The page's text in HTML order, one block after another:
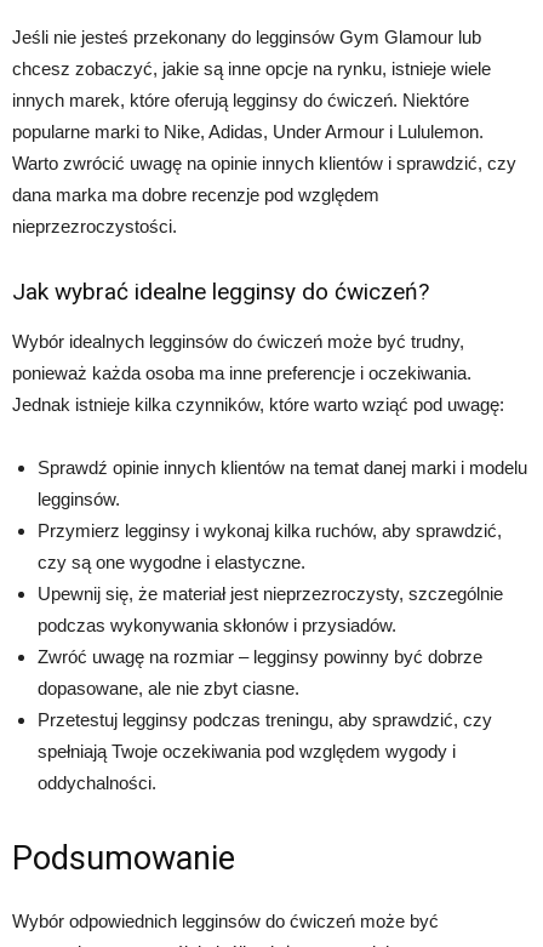
Jeśli nie jesteś przekonany do legginsów Gym Glamour lub
chcesz zobaczyć, jakie są inne opcje na rynku, istnieje wiele
innych marek, które oferują legginsy do ćwiczeń. Niektóre
popularne marki to Nike, Adidas, Under Armour i Lululemon.
Warto zwrócić uwagę na opinie innych klientów i sprawdzić, czy
dana marka ma dobre recenzje pod względem
nieprzezroczystości.
Jak wybrać idealne legginsy do ćwiczeń?
Wybór idealnych legginsów do ćwiczeń może być trudny,
ponieważ każda osoba ma inne preferencje i oczekiwania.
Jednak istnieje kilka czynników, które warto wziąć pod uwagę:
Sprawdź opinie innych klientów na temat danej marki i modelu
legginsów.
Przymierz legginsy i wykonaj kilka ruchów, aby sprawdzić,
czy są one wygodne i elastyczne.
Upewnij się, że materiał jest nieprzezroczysty, szczególnie
podczas wykonywania skłonów i przysiadów.
Zwróć uwagę na rozmiar – legginsy powinny być dobrze
dopasowane, ale nie zbyt ciasne.
Przetestuj legginsy podczas treningu, aby sprawdzić, czy
spełniają Twoje oczekiwania pod względem wygody i
oddychalności.
Podsumowanie
Wybór odpowiednich legginsów do ćwiczeń może być